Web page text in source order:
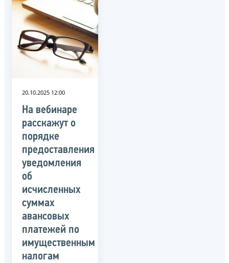
20.10.2025 12:00
На вебинаре
расскажут о
порядке
предоставления
уведомления
об
исчисленных
суммах
авансовых
платежей по
имущественным
налогам